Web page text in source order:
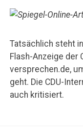
Tatsächlich steht
Flash-Anzeige der
versprechen.de,
geht. Die CDU-
auch kritisiert.